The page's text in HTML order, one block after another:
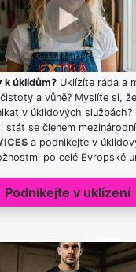
k úklidům? Uklízíte ráda a
a vůně? Myslíte si,
v úklidových službách?
stát se členem
a podnikejte v
po celé Evropské
Podnikejte v uklízení